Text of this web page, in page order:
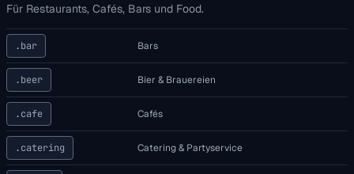
Für Restaurants, Cafés, Bars und Food.
.bar Bars
.beer Bier & Brauereien
.cafe Cafés
.catering Catering & Partyservice